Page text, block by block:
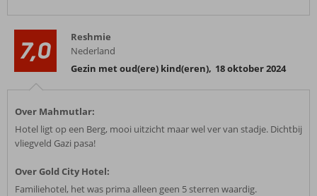
7,0
Reshmie
Nederland
Gezin met oud(ere) kind(eren), 18 oktober 2024
Over Mahmutlar:
Hotel ligt op een Berg, mooi uitzicht maar wel ver van stadje. Dichtbij
vliegveld Gazi pasa!
Over Gold City Hotel:
Familiehotel, het was prima alleen geen 5 sterren waardig.